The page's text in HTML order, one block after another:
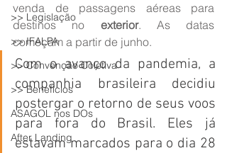
>> Legislação
>> IFALPA
>> Convenção Coletiva
>> Benefícios
ASAGOL nos DOs
After Landing
venda de passagens aéreas para
destinos no exterior. As datas
começam a partir de junho.
Com o avanço da pandemia, a
companhia brasileira decidiu
postergar o retorno de seus voos
para fora do Brasil. Eles já
estavam marcados para o dia 28